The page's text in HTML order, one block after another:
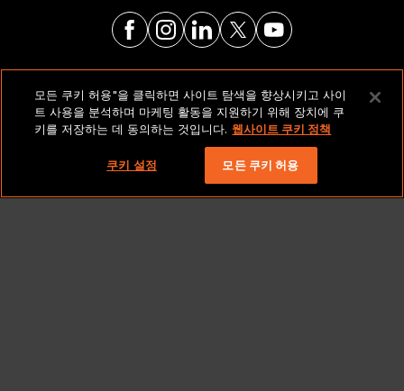
법적 고지 및 정책
저작권 2026 Lionbridge Technologies, LLC. 모든 권리
보유.
모든 쿠키 허용"을 클릭하면 사이트 탐색을 향상시키고 사이
트 사용을 분석하며 마케팅 활동을 지원하기 위해 장치에 쿠
키를 저장하는 데 동의하는 것입니다. 웹사이트 쿠키 정책
쿠키 설정 모든 쿠키 허용